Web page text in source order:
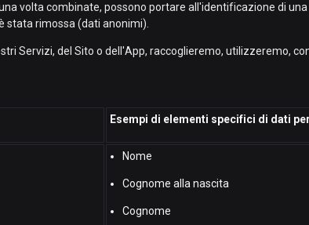
volta combinate, possono portare all'identificazione di
stata rimossa (dati anonimi).
Servizi, del Sito o dell'App, raccoglieremo, utilizzeremo,
Esempi di elementi specifici di dati
Nome
Cognome alla nascita
Cognome